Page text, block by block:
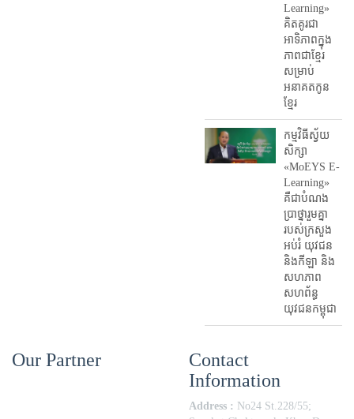
Learning»
គិតគូរជា
អាទិភាពក្នុង
ភាពជាខ្មែរ
សម្រាប់
អនាគតកូន
ខ្មែរ
កម្មវិធីស្វ័យ
សិក្សា
«MoEYS E-
Learning»
គឺជាបំណង
ប្រាថ្នារួមគ្នា
របស់ក្រសួង
អប់រំ​ យុវជន
និងកីឡា និង
សហភាព
សហព័ន្ធ
យុវជនកម្ពុជា
Our Partner
Contact
Information
Address : No24 St.228/55;